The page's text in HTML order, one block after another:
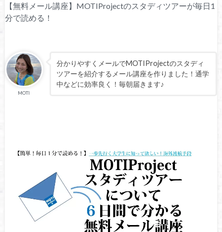
【無料メール講座】MOTIProjectのスタディツアーが毎日1
分で読める！
MOTI
分かりやすくメールでMOTIProjectのスタディ
ツアーを紹介するメール講座を作りました！通学
中などに効率良く！毎朝届きます♪